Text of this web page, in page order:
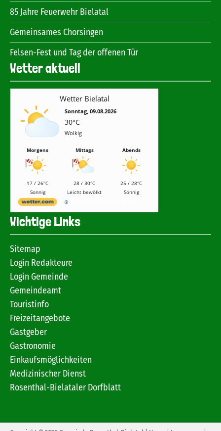
85 Jahre Feuerwehr Bielatal
Gemeinsames Chorsingen
Felsen-Fest und Tag der offenen Tür
Wetter aktuell
Wetter Bielatal
Sonntag, 09.08.2026
30°C
Wolkig
Morgens
17 / 26°C
Sonnig
Mittags
28 / 30°C
Leicht bewölkt
Abends
25 / 28°C
Sonnig
Wichtige Links
Sitemap
Login Redakteure
Login Gemeinde
Gemeindeamt
Touristinfo
Freizeitangebote
Gastgeber
Gastronomie
Einkaufsmöglichkeiten
Medizinischer Dienst
Rosenthal-Bielataler Dorfblatt